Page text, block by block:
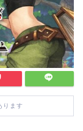
ります